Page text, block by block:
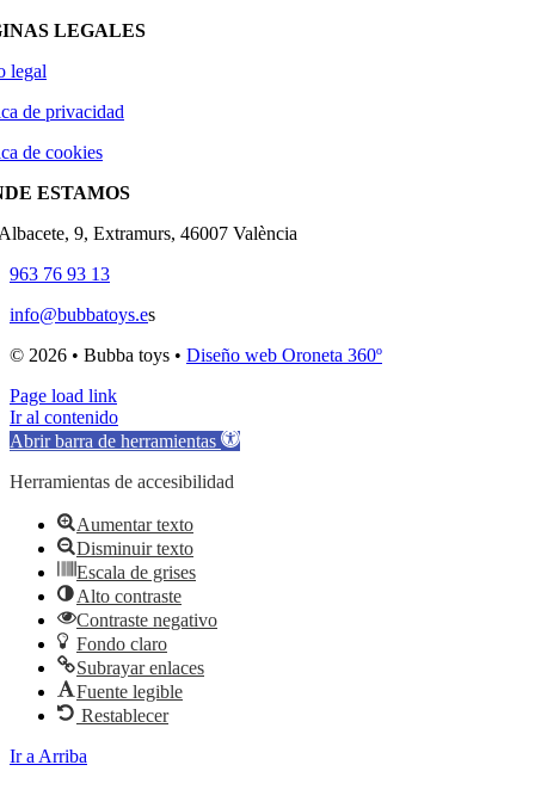
LEGALES
legal
de privacidad
de cookies
ESTAMOS
9, Extramurs, 46007 València
963 76 93 13
info@bubbatoys.es
© 2026 • Bubba toys • Diseño web Oroneta 360º
Page load link
Ir al contenido
Abrir barra de herramientas
Herramientas de accesibilidad
Aumentar texto
Disminuir texto
Escala de grises
Alto contraste
Contraste negativo
Fondo claro
Subrayar enlaces
Fuente legible
Restablecer
Ir a Arriba